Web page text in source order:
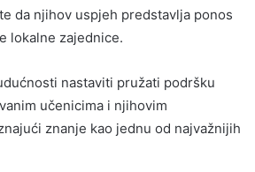
da njihov uspjeh predstavlja ponos
lokalne zajednice.
nastaviti pružati podršku
učenicima i njihovim
znanje kao jednu od najvažnijih